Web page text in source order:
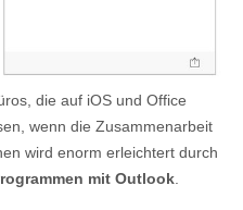
die auf iOS und Office
wenn die Zusammenarbeit
wird enorm erleichtert durch
mit Outlook.